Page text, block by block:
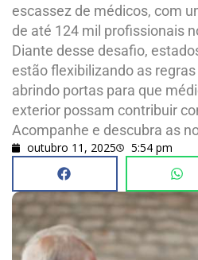
escassez de médicos, com
de até 124 mil profissionais
Diante desse desafio,
estão flexibilizando as
abrindo portas para que
exterior possam contribuir
Acompanhe e descubra as
outubro 11, 2025 5:54 pm